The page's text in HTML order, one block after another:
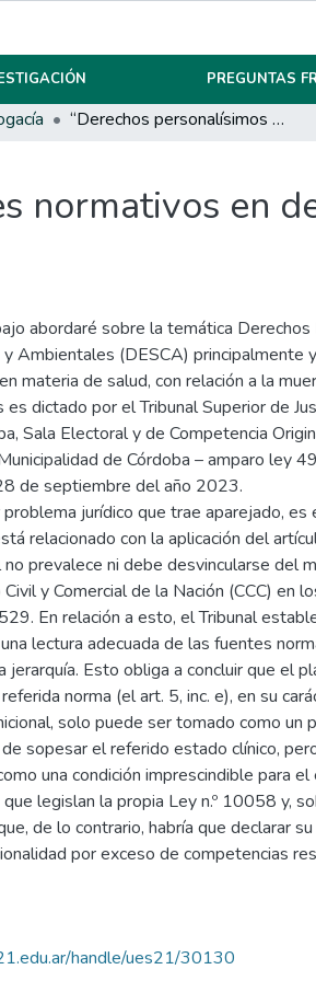
PREGUNTAS
“Derechos personalísimos y limites normativos en decisiones a una muerte digna”
normativos en
abordaré sobre la temática Derechos
Ambientales (DESCA) principalmente
materia de salud, con relación a la
es dictado por el Tribunal Superior de
Sala Electoral y de Competencia
de Córdoba – amparo ley
de septiembre del año 2023.
problema jurídico que trae aparejado, es
relacionado con la aplicación del
prevalece ni debe desvincularse del
y Comercial de la Nación (CCC) en
En relación a esto, el Tribunal
lectura adecuada de las fuentes
jerarquía. Esto obliga a concluir que el
norma (el art. 5, inc. e), en su
solo puede ser tomado como un
sopesar el referido estado clínico,
una condición imprescindible para
legislan la propia Ley n.º 10058 y,
de lo contrario, habría que declarar
por exceso de competencias
handle/ues21/30130